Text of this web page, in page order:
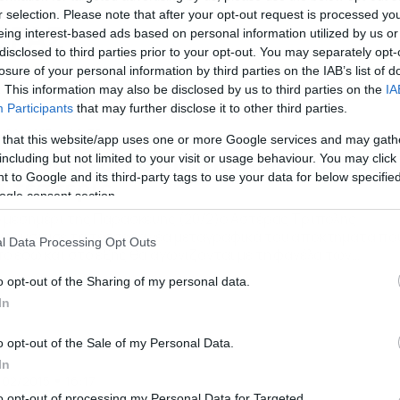
selection. Please note that after your opt-out request is processed
interest-based ads based on personal information utilized by us
to third parties prior to your opt-out. You may separately
of your personal information by third parties on the IAB’s list of
This information may also be disclosed by us to third parties on the
Participants that may further disclose it to other third parties.
that this website/app uses one or more Google services and may
but not limited to your visit or usage behaviour. You may
to Google and its third-party tags to use your data for below
consent section.
Data Processing Opt Outs
opt-out of the Sharing of my personal data.
opt-out of the Sale of my Personal Data.
02/2015 20:35
Τρίπολης: Παρουσιάστηκαν
τέσσερις
τα τέσσερα νέα μεταγραφικά του αποκτήματα που
εδώ και στο εξής θα αγωνίζονται με τη φανέλα των
Οι Γιώργος Μποροβήλος και Στάικος Βεργέτης
και επίσημα τους Φερνάντο Νικολάς Αλόκο,
Ιγκλέσιας, Βασίλη Σκούρτη και του Κρίστιαν Λομπάτο